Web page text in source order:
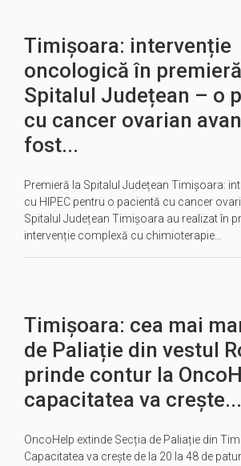
Timișoara: intervenție
oncologică în
Spitalul Județean – o
cu cancer ovarian
fost...
Premieră la Spitalul Județean Timișoara:
cu HIPEC pentru o pacientă cu cancer
Spitalul Județean Timișoara au realizat în
intervenție complexă cu chimioterapie…
Timișoara: cea mai
de Paliație din vestul
prinde contur la
capacitatea va crește...
OncoHelp extinde Secția de Paliație din
Capacitatea va crește de la 20 la 48 de